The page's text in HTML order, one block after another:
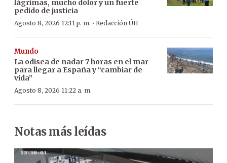
lágrimas, mucho dolor y un fuerte
pedido de justicia
Agosto 8, 2026 12:11 p. m. · Redacción ÚH
Mundo
La odisea de nadar 7 horas en el mar
para llegar a España y “cambiar de
vida”
Agosto 8, 2026 11:22 a. m.
Notas más leídas